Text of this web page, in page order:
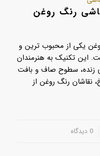
رنگ روغن
یکی از محبوب ترین و
این تکنیک به هنرمندان
زنده، سطوح صاف و بافت
نقاشان رنگ روغن از
0 دیدگاه